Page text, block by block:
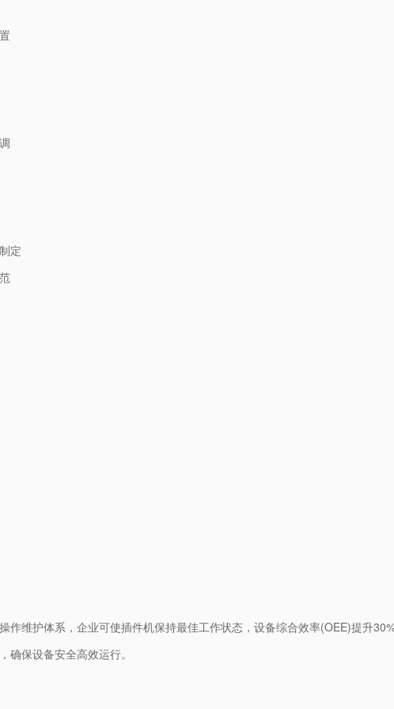
定
作维护体系，企业可使插件机保持最佳工作状态，设备综合效率(OEE)提升
确保设备安全高效运行。